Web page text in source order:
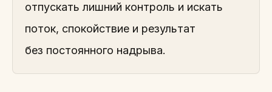
отпускать лишний контроль и искать
поток, спокойствие и результат
без постоянного надрыва.